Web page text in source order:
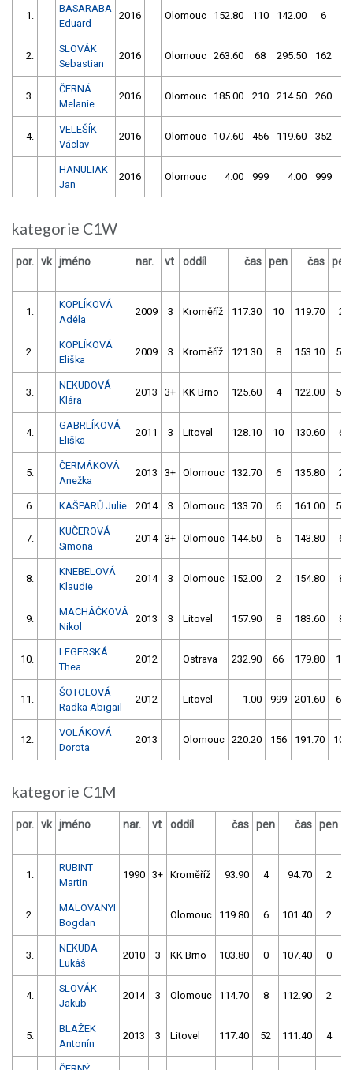
1.
BASARABA
Eduard
2016 Olomouc 152.80 110 142.00 6
2.
SLOVÁK
Sebastian
2016 Olomouc 263.60 68 295.50 162
3.
ČERNÁ
Melanie
2016 Olomouc 185.00 210 214.50 260
4.
VELEŠÍK
Václav
2016 Olomouc 107.60 456 119.60 352
HANULIAK
Jan
2016 Olomouc 4.00 999 4.00 999
kategorie C1W
por. vk jméno nar. vt oddíl čas pen čas pen
1.
KOPLÍKOVÁ
Adéla
2009 3 Kroměříž 117.30 10 119.70 2
2.
KOPLÍKOVÁ
Eliška
2009 3 Kroměříž 121.30 8 153.10 52
3.
NEKUDOVÁ
Klára
2013 3+ KK Brno 125.60 4 122.00 56
4.
GABRLÍKOVÁ
Eliška
2011 3 Litovel 128.10 10 130.60 6
5.
ČERMÁKOVÁ
Anežka
2013 3+ Olomouc 132.70 6 135.80 2
6. KAŠPARŮ Julie 2014 3 Olomouc 133.70 6 161.00 52
7.
KUČEROVÁ
Simona
2014 3+ Olomouc 144.50 6 143.80 6
8.
KNEBELOVÁ
Klaudie
2014 3 Olomouc 152.00 2 154.80 8
9.
MACHÁČKOVÁ
Nikol
2013 3 Litovel 157.90 8 183.60 8
10.
LEGERSKÁ
Thea
2012 Ostrava 232.90 66 179.80 14
11.
ŠOTOLOVÁ
Radka Abigail
2012 Litovel 1.00 999 201.60 64
12.
VOLÁKOVÁ
Dorota
2013 Olomouc 220.20 156 191.70 102
kategorie C1M
por. vk jméno nar. vt oddíl čas pen čas pen
1.
RUBINT
Martin
1990 3+ Kroměříž 93.90 4 94.70 2
2.
MALOVANYI
Bogdan
Olomouc 119.80 6 101.40 2
3.
NEKUDA
Lukáš
2010 3 KK Brno 103.80 0 107.40 0
4.
SLOVÁK
Jakub
2014 3 Olomouc 114.70 8 112.90 2
5.
BLAŽEK
Antonín
2013 3 Litovel 117.40 52 111.40 4